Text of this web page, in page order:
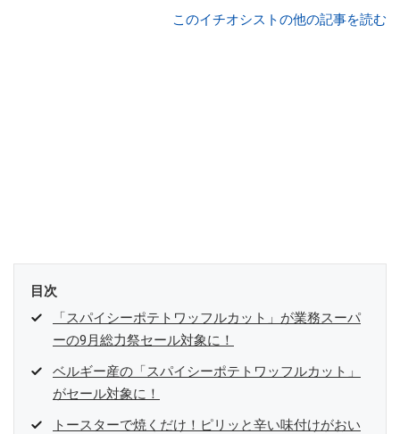
このイチオシストの他の記事を読む
目次
「スパイシーポテトワッフルカット」が業務スーパ
ーの9月総力祭セール対象に！
ベルギー産の「スパイシーポテトワッフルカット」
がセール対象に！
トースターで焼くだけ！ピリッと辛い味付けがおい